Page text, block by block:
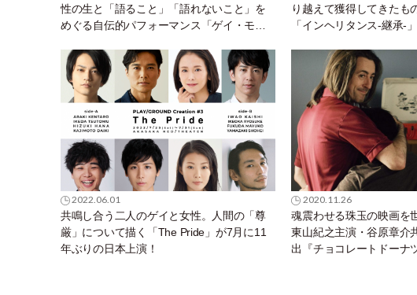
性の生と「語ること」「語れないこと」を
めぐる自伝的パフォーマンス「ゲイ・モノ
り越えて獲得してきた
「インヘリタンス-継承-
2022.06.01
共鳴し合う二人のゲイと女性。人間の「尊
厳」について描く「The Pride」が7月に11
年ぶりの日本上演！
2020.11.26
魂震わせる珠玉の映画を
東山紀之主演・谷原章介
出『チョコレートドーナ